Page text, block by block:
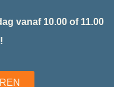
vanaf 10.00 of 11.00